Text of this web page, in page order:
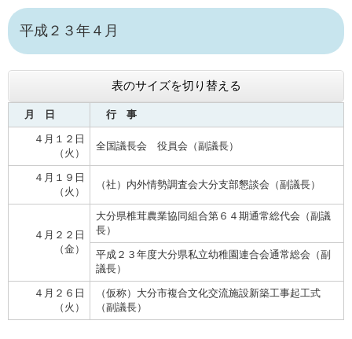
平成２３年４月
表のサイズを切り替える
月 日 行 事
４月１２日
（火）
全国議長会 役員会（副議長）
４月１９日
（火）
（社）内外情勢調査会大分支部懇談会（副議長）
４月２２日
（金）
大分県椎茸農業協同組合第６４期通常総代会（副議
長）
平成２３年度大分県私立幼稚園連合会通常総会（副
議長）
４月２６日
（火）
（仮称）大分市複合文化交流施設新築工事起工式
（副議長）